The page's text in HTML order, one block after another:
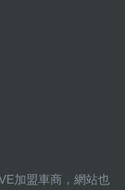
加盟車商，網站也